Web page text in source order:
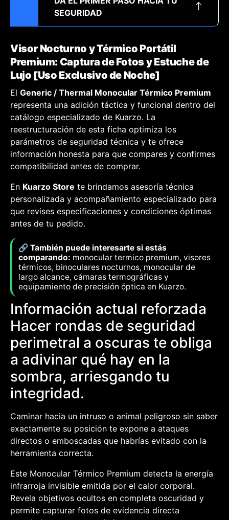
SEGURIDAD
Visor Nocturno y Térmico Portátil
Premium: Captura de Fotos y Estuche de
Lujo [Uso Exclusivo de Noche]
El Generic / Thermal Monocular Térmico Premium
representa una adición táctica y funcional dentro del
catálogo especializado de Kuarzo. La
reestructuración de esta ficha optimiza los
parámetros de seguridad técnica y te ofrece
información honesta para que compares y confirmes
compatibilidad antes de comprar.
En Kuarzo Store te brindamos asesoría técnica
personalizada y acompañamiento especializado para
que revises especificaciones y condiciones óptimas
antes de tu pedido.
🔗 También puede interesarte si estás
comparando: monocular termico premium, visores
térmicos, binoculares nocturnos, monocular de
largo alcance, cámaras termográficas y
equipamiento de precisión óptica en Kuarzo.
Información actual reforzada
Hacer rondas de seguridad
perimetral a oscuras te obliga
a adivinar qué hay en la
sombra, arriesgando tu
integridad.
Caminar hacia un intruso o animal peligroso sin saber
exactamente su posición te expone a ataques
directos o emboscadas que habrías evitado con la
herramienta correcta.
Este Monocular Térmico Premium detecta la energía
infrarroja invisible emitida por el calor corporal.
Revela objetivos ocultos en completa oscuridad y
permite capturar fotos de evidencia directa